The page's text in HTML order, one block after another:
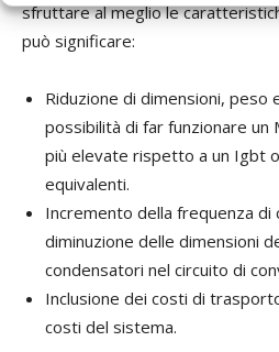
sfruttare al meglio le
può significare:
Riduzione di dimensioni,
possibilità di far funzionare un
più elevate rispetto a un Igbt
equivalenti.
Incremento della frequenza di
diminuzione delle dimensioni
condensatori nel circuito di
Inclusione dei costi di
costi del sistema.